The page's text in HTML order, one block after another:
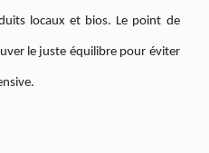
locaux et bios. Le point de
le juste équilibre pour éviter